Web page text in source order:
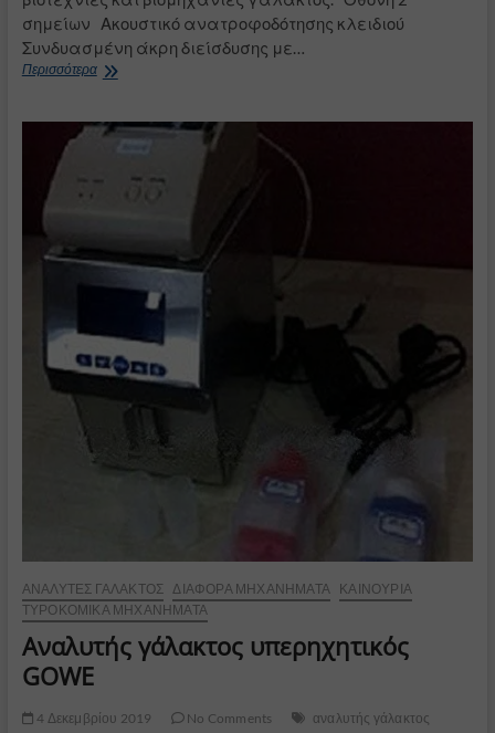
σημείων Ακουστικό ανατροφοδότησης κλειδιού
Συνδυασμένη άκρη διείσδυσης με…
ΠερισσότεραΠεχάμετρο
205
ΑΝΑΛΥΤΈΣ ΓΆΛΑΚΤΟΣ ΔΙΆΦΟΡΑ ΜΗΧΑΝΉΜΑΤΑ
ΚΑΙΝΟΎΡΙΑ
ΤΥΡΟΚΟΜΙΚΆ ΜΗΧΑΝΉΜΑΤΑ
Αναλυτής γάλακτος υπερηχητικός
GOWE
4 Δεκεμβρίου 2019 No Comments αναλυτής γάλακτος